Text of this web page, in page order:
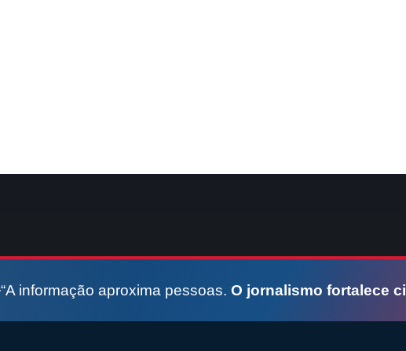
“A informação aproxima pessoas. O jornalismo fortalece